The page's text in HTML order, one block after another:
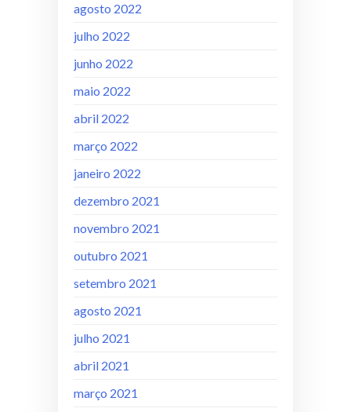
agosto 2022
julho 2022
junho 2022
maio 2022
abril 2022
março 2022
janeiro 2022
dezembro 2021
novembro 2021
outubro 2021
setembro 2021
agosto 2021
julho 2021
abril 2021
março 2021